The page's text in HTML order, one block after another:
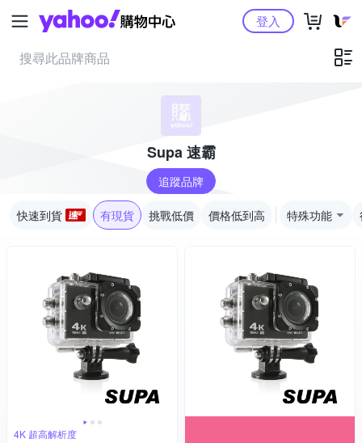
Yahoo購物中心登入
Supa 速霸
追蹤品牌
快速到貨 有現貨 挑戰低價 價格低到高 特殊功能
4K 超高解析度